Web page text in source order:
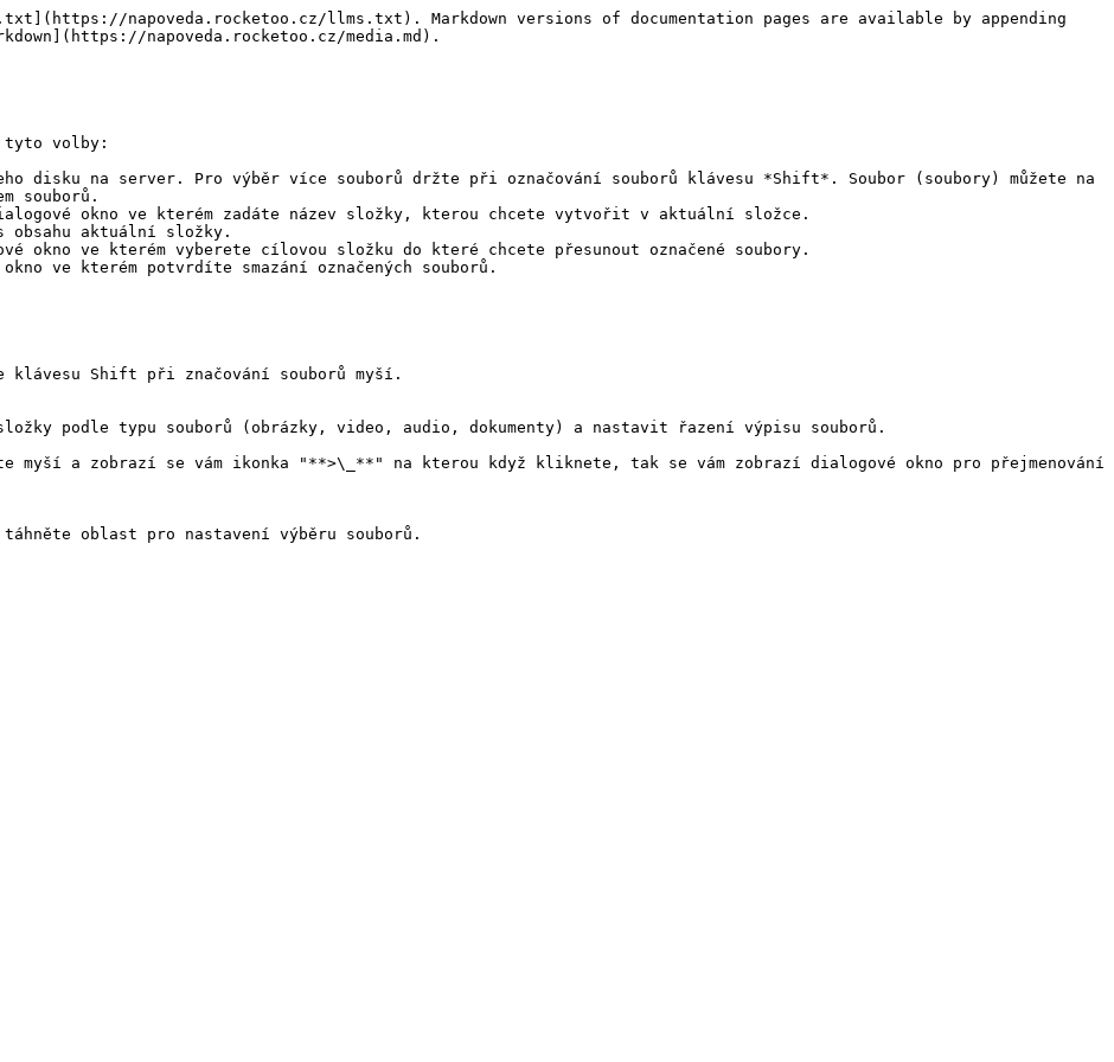
napoveda.rocketoo.cz/llms.txt). Markdown versions of documentation pages are available by appending
napoveda.rocketoo.cz/media.md).
volby:
disku na server. Pro výběr více souborů držte při označování souborů klávesu *Shift*. Soubor (soubory) můžete na
souborů.
okno ve kterém zadáte název složky, kterou chcete vytvořit v aktuální složce.
aktuální složky.
ve kterém vyberete cílovou složku do které chcete přesunout označené soubory.
ve kterém potvrdíte smazání označených souborů.
Shift při značování souborů myší.
podle typu souborů (obrázky, video, audio, dokumenty) a nastavit řazení výpisu souborů.
myší a zobrazí se vám ikonka "**>\_**" na kterou když kliknete, tak se vám zobrazí dialogové okno pro přejmenování
oblast pro nastavení výběru souborů.